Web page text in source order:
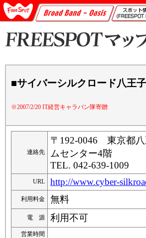
■サイバーシルクロード八王
※2007/2/20 IT経営キャラバン隊寄贈
連絡先
〒192-0046 東京都
ムセンター4階
TEL. 042-639-1009
URL http://www.cyber-
利用料金 無料
電 源 利用不可
営業時間